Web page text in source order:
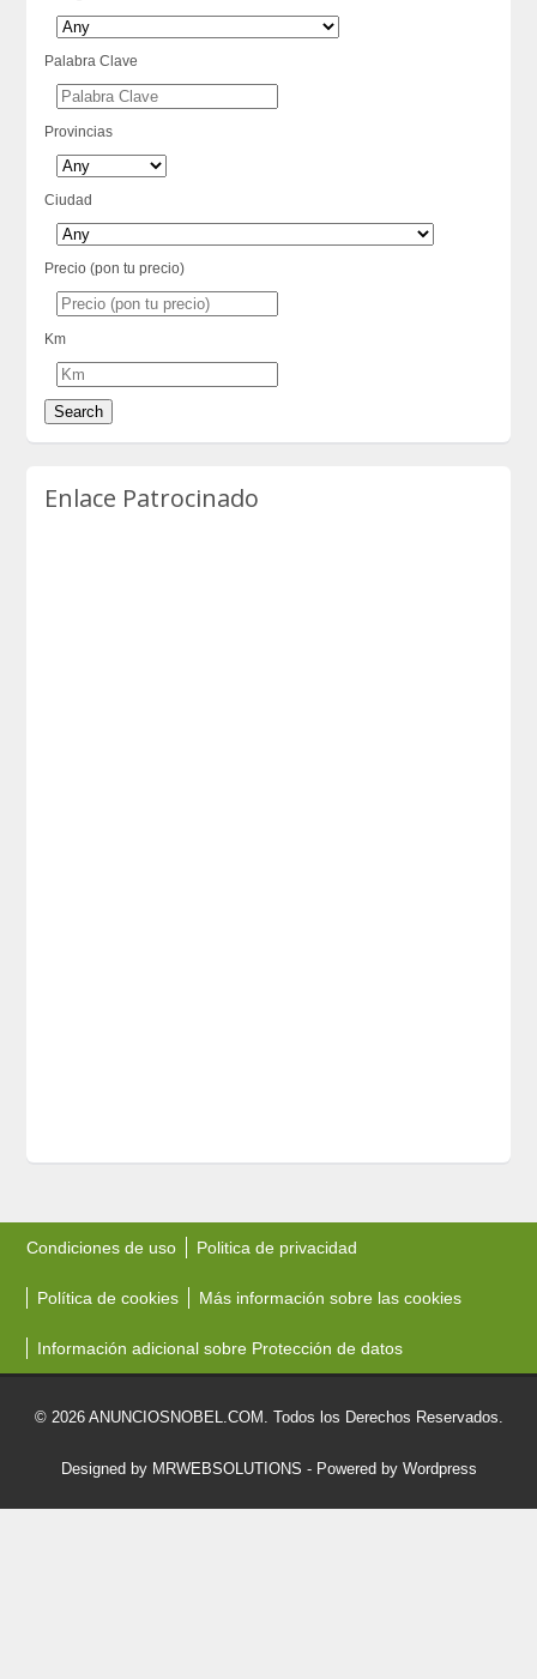
Palabra Clave
Provincias
Ciudad
Precio (pon tu precio)
Km
Enlace Patrocinado
Condiciones de uso Politica de privacidad
Política de cookies Más información sobre las cookies
Información adicional sobre Protección de datos
© 2026 ANUNCIOSNOBEL.COM. Todos los Derechos Reservados.
Designed by MRWEBSOLUTIONS - Powered by Wordpress